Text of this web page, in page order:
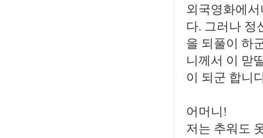
외국영화에
다. 그러나 정
을 되풀이 하
니께서 이 맏
이 되군 합니
어머니!
저는 추워도